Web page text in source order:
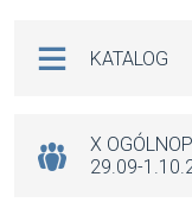
o
k
KATALOG
X
29.09-